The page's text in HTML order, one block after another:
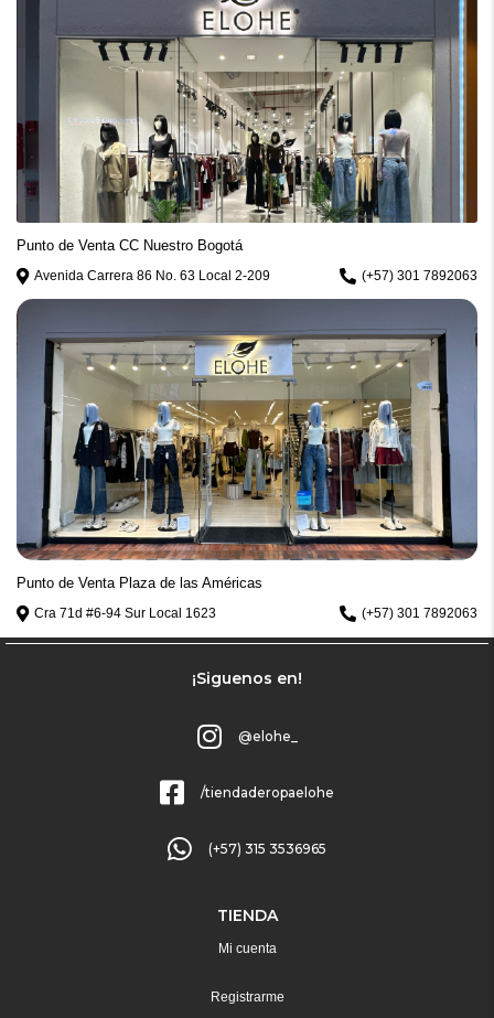
Punto de Venta CC Nuestro Bogotá
Avenida Carrera 86 No. 63 Local 2-209 (+57) 301 7892063
Punto de Venta Plaza de las Américas
Cra 71d #6-94 Sur Local 1623 (+57) 301 7892063
¡Siguenos en!
@elohe_
/tiendaderopaelohe
(+57) 315 3536965
TIENDA
Mi cuenta
Registrarme